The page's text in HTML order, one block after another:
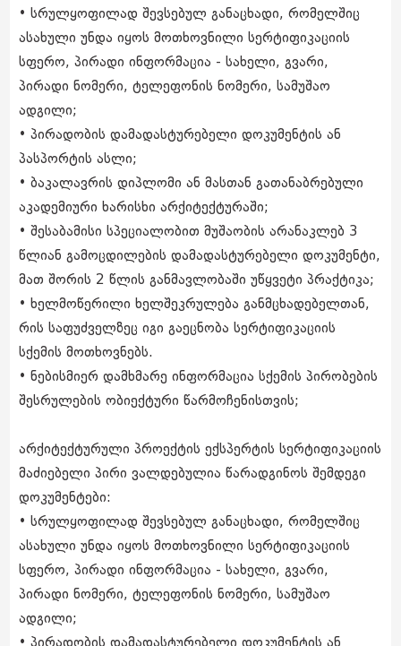
• სრულყოფილად შევსებულ განაცხადი, რომელშიც
ასახული უნდა იყოს მოთხოვნილი სერტიფიკაციის
სფერო, პირადი ინფორმაცია - სახელი, გვარი,
პირადი ნომერი, ტელეფონის ნომერი, სამუშაო
ადგილი;
• პირადობის დამადასტურებელი დოკუმენტის ან
პასპორტის ასლი;
• ბაკალავრის დიპლომი ან მასთან გათანაბრებული
აკადემიური ხარისხი არქიტექტურაში;
• შესაბამისი სპეციალობით მუშაობის არანაკლებ 3
წლიან გამოცდილების დამადასტურებელი დოკუმენტი,
მათ შორის 2 წლის განმავლობაში უწყვეტი პრაქტიკა;
• ხელმოწერილი ხელშეკრულება განმცხადებელთან,
რის საფუძველზეც იგი გაეცნობა სერტიფიკაციის
სქემის მოთხოვნებს.
• ნებისმიერ დამხმარე ინფორმაცია სქემის პირობების
შესრულების ობიექტური წარმოჩენისთვის;
არქიტექტურული პროექტის ექსპერტის სერტიფიკაციის
მაძიებელი პირი ვალდებულია წარადგინოს შემდეგი
დოკუმენტები:
• სრულყოფილად შევსებულ განაცხადი, რომელშიც
ასახული უნდა იყოს მოთხოვნილი სერტიფიკაციის
სფერო, პირადი ინფორმაცია - სახელი, გვარი,
პირადი ნომერი, ტელეფონის ნომერი, სამუშაო
ადგილი;